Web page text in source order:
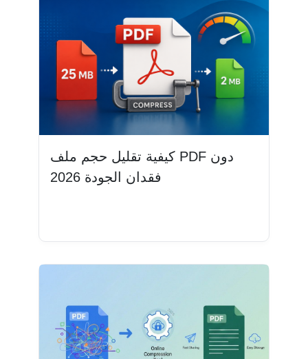
كيفية تقليل حجم ملف PDF دون
فقدان الجودة 2026